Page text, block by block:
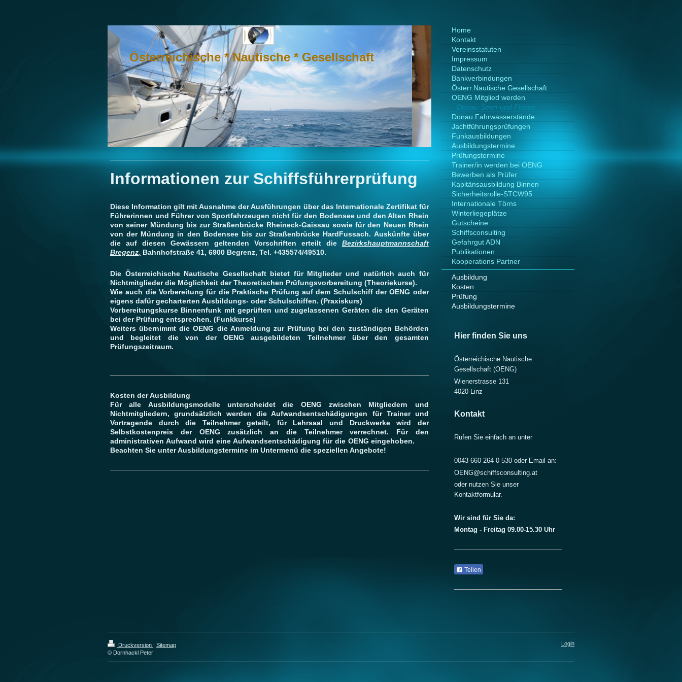
Österreichische * Nautische * Gesellschaft
Informationen zur Schiffsführerprüfung
Diese Information gilt mit Ausnahme der Ausführungen über das Internationale Zertifikat für
Führerinnen und Führer von Sportfahrzeugen nicht für den Bodensee und den Alten Rhein
von seiner Mündung bis zur Straßenbrücke Rheineck-Gaissau sowie für den Neuen Rhein
von der Mündung in den Bodensee bis zur Straßenbrücke HardFussach. Auskünfte über
die auf diesen Gewässern geltenden Vorschriften erteilt die Bezirkshauptmannschaft
Bregenz, Bahnhofstraße 41, 6900 Begrenz, Tel. +435574/49510.
Die Österreichische Nautische Gesellschaft bietet für Mitglieder und natürlich auch für
Nichtmitglieder die Möglichkeit der Theoretischen Prüfungsvorbereitung (Theoriekurse).
Wie auch die Vorbereitung für die Praktische Prüfung auf dem Schulschiff der OENG oder
eigens dafür gecharterten Ausbildungs- oder Schulschiffen. (Praxiskurs)
Vorbereitungskurse Binnenfunk mit geprüften und zugelassenen Geräten die den Geräten
bei der Prüfung entsprechen. (Funkkurse)
Weiters übernimmt die OENG die Anmeldung zur Prüfung bei den zuständigen Behörden
und begleitet die von der OENG ausgebildeten Teilnehmer über den gesamten
Prüfungszeitraum.
Kosten der Ausbildung
Für alle Ausbildungsmodelle unterscheidet die OENG zwischen Mitgliedern und
Nichtmitgliedern, grundsätzlich werden die Aufwandsentschädigungen für Trainer und
Vortragende durch die Teilnehmer geteilt, für Lehrsaal und Druckwerke wird der
Selbstkostenpreis der OENG zusätzlich an die Teilnehmer verrechnet. Für den
administrativen Aufwand wird eine Aufwandsentschädigung für die OENG eingehoben.
Beachten Sie unter Ausbildungstermine im Untermenü die speziellen Angebote!
Home
Kontakt
Vereinsstatuten
Impressum
Datenschutz
Bankverbindungen
Österr.Nautische Gesellschaft
OENG Mitglied werden
Donau-Seen-und Flüsse
Donau Fahrwasserstände
Jachtführungsprüfungen
Funkausbildungen
Ausbildungstermine
Prüfungstermine
Trainer/in werden bei OENG
Bewerben als Prüfer
Kapitänsausbildung Binnen
Sicherheitsrolle-STCW95
Internationale Törns
Winterliegeplätze
Gutscheine
Schiffsconsulting
Gefahrgut ADN
Publikationen
Kooperations Partner
Ausbildung
Kosten
Prüfung
Ausbildungstermine
Hier finden Sie uns
Österreichische Nautische
Gesellschaft (OENG)
Wienerstrasse 131
4020 Linz
Kontakt
Rufen Sie einfach an unter
0043-660 264 0 530 oder Email an:
OENG@schiffsconsulting.at
oder nutzen Sie unser
Kontaktformular.
Wir sind für Sie da:
Montag - Freitag 09.00-15.30 Uhr
Teilen
Druckversion
Sitemap
© Dornhackl Peter
Login